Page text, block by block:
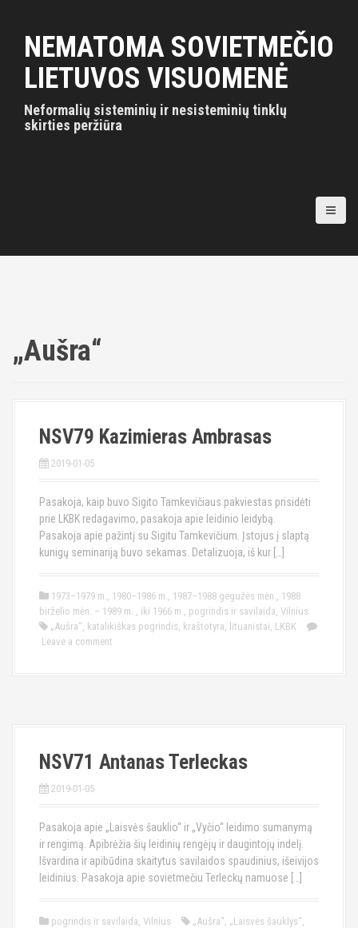
NEMATOMA SOVIETMEČIO
LIETUVOS VISUOMENĖ
Neformalių sisteminių ir nesisteminių tinklų
skirties peržiūra
„Aušra“
NSV79 Kazimieras Ambrasas
2019-01-05
Pasakoja, kaip buvo Sigito Tamkevičiaus pakviestas prisidėti
prie LKBK redagavimo, pasakoja apie leidinio leidybą.
Pasakoja apie pažintį su Sigitu Tamkevičium. Įstojus į slaptą
kunigų seminariją buvo sekamas. Detalizuoja, iš kur […]
1973–1979 m., 1980–1986 m., 1987–1988 gegužės mėn., 1988
birželio mėn. – 1989 m. , iki 1966 m., pogrindis ir savilaida, Vilnius
„Aušra“, katalikiškas pogrindis, kraštotyra, lituanistai, LKBK
Leave a comment
NSV71 Antanas Terleckas
2019-01-05
Pasakoja apie „Laisvės šauklio“ ir „Vyčio“ leidimo sumanymą
ir rengimą. Apibrėžia šių leidinių rengėjų ir daugintojų indelį.
Išvardina ir apibūdina skaitytus savilaidos spaudinius, išeivijos
leidinius. Pasakoja apie sovietmečiu Terleckų namuose […]
pogrindis ir savilaida, Vilnius „Aušra“, „Laisvės šauklys“,